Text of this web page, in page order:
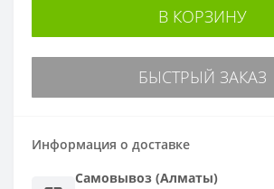
В КОРЗИНУ
БЫСТРЫЙ ЗАКАЗ
Информация о доставке
Самовывоз (Алматы)